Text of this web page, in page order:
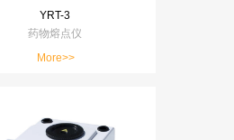
YRT-3
药物熔点仪
More>>